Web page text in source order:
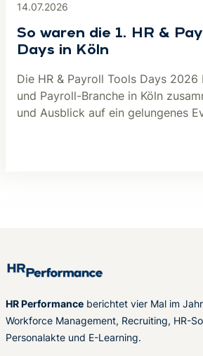
14.07.2026
So waren die 1. HR &
Days in Köln
Die HR & Payroll Tools Days
und Payroll-Branche in Köln
und Ausblick auf ein gelungenes
HR Performance berichtet vier Mal im
Workforce Management, Recruiting, HR-
Personalakte und E-Learning.